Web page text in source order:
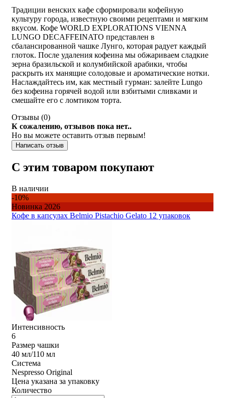
Традиции венских кафе сформировали кофейную
культуру города, известную своими рецептами и мягким
вкусом. Кофе WORLD EXPLORATIONS VIENNA
LUNGO DECAFFEINATO представлен в
сбалансированной чашке Лунго, которая радует каждый
глоток. После удаления кофеина мы обжариваем сладкие
зерна бразильской и колумбийской арабики, чтобы
раскрыть их манящие солодовые и ароматические нотки.
Наслаждайтесь им, как местный гурман: залейте Lungo
без кофеина горячей водой или взбитыми сливками и
смешайте его с ломтиком торта.
Отзывы (0)
К сожалению, отзывов пока нет..
Но вы можете оставить отзыв первым!
Написать отзыв
С этим товаром покупают
В наличии
-10%
Новинка 2026
Кофе в капсулах Belmio Pistachio Gelato 12 упаковок
Интенсивность
6
Размер чашки
40 мл/110 мл
Система
Nespresso Original
Цена указана за упаковку
Количество